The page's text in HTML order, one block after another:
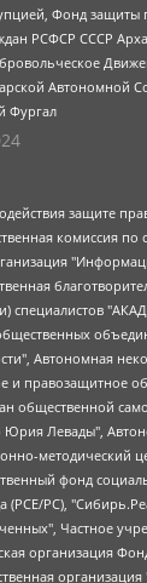
Фонд защиты
РСФСР СССР
Автономной
Фургал
(дата регистрации 26.06.2015), являющееся администратором доменного имени интернет-издания "The Insider SIA", https://theins.ru, Постернак Алексей Евгеньевич, Рубин Михаил Аркадьевич, Анин Роман Александрович, Юридическое лицо Istories fonds, зарегистрированное в Латвийской Республике (регистрационный номер 50008295751, дата регистрации 24.02.2020), Великовский Дмитрий Александрович, Долинина Ирина Николаевна, Мароховская Алеся Алексеевна, Шлейнов Роман Юрьевич, Шмагун Олеся Валентиновна, Общество с ограниченной ответственностью "Альтаир 2021", Общество с ограниченной ответственностью "Вега 2021", Общество с ограниченной ответственностью "Главный редактор 2021", Общество с ограниченной ответственностью "Ромашки